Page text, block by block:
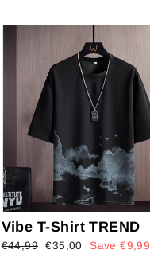
Vibe T-Shirt TREND
Regular
€44,99
Sale
€35,00 Save €9,99